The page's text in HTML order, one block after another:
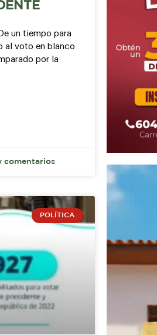
un tiempo para
al voto en blanco
por la
comentarios
POLÍTICA